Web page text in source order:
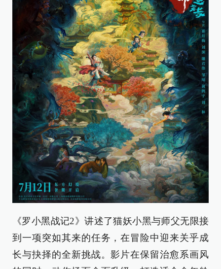
《罗小黑战记2》讲述了猫妖小黑与师父无限接
到一项突如其来的任务，在冒险中迎来关乎成
长与抉择的全新挑战。影片在保留治愈系画风